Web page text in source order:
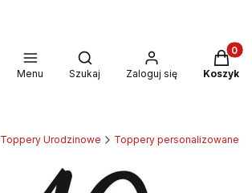
Menu
Otwórz wyszukiwarkę
Szukaj Zaloguj się Koszyk
Toppery Urodzinowe Toppery personalizowane